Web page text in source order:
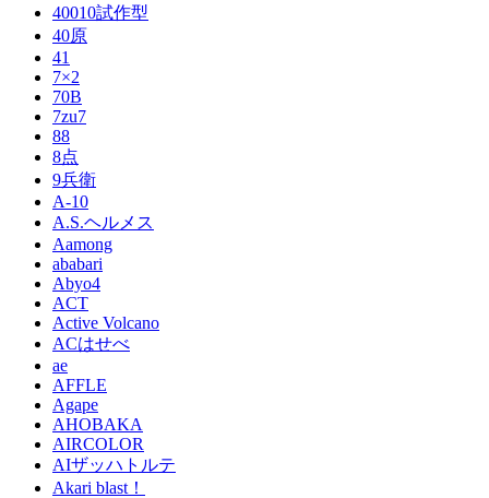
40010試作型
40原
41
7×2
70B
7zu7
88
8点
9兵衛
A-10
A.S.ヘルメス
Aamong
ababari
Abyo4
ACT
Active Volcano
ACはせべ
ae
AFFLE
Agape
AHOBAKA
AIRCOLOR
AIザッハトルテ
Akari blast！